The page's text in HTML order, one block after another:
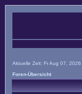
Aktuelle Zeit: Fr Aug 07, 2026
Foren-Übersicht